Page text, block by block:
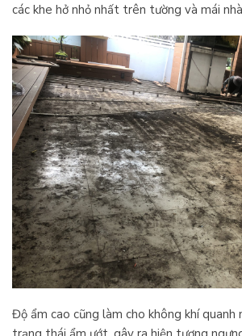
các khe hở nhỏ nhất trên tường và mái
Độ ẩm cao cũng làm cho không khí quanh